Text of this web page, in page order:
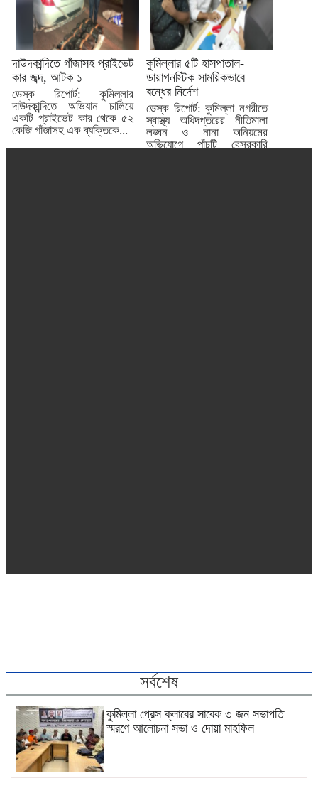
দাউদকান্দিতে গাঁজাসহ প্রাইভেট
কার জব্দ, আটক ১
ডেস্ক রিপোর্ট: কুমিল্লার
দাউদকান্দিতে অভিযান চালিয়ে
একটি প্রাইভেট কার থেকে ৫২
কেজি গাঁজাসহ এক ব্যক্তিকে...
কুমিল্লার ৫টি হাসপাতাল-
ডায়াগনস্টিক সাময়িকভাবে
বন্ধের নির্দেশ
ডেস্ক রিপোর্ট: কুমিল্লা নগরীতে
স্বাস্থ্য অধিদপ্তরের নীতিমালা
লঙ্ঘন ও নানা অনিয়মের
অভিযোগে পাঁচটি বেসরকারি
সর্বশেষ
কুমিল্লা প্রেস ক্লাবের সাবেক ৩ জন সভাপতি
স্মরণে আলোচনা সভা ও দোয়া মাহফিল